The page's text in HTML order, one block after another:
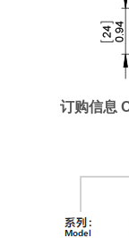
订购信息